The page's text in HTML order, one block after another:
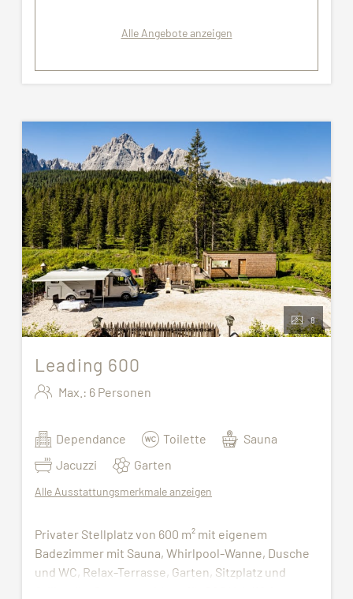
Alle Angebote anzeigen
8
Leading 600
Max.: 6 Personen
Dependance Toilette
Sauna
Jacuzzi
Garten
Alle Ausstattungsmerkmale anzeigen
Privater Stellplatz von 600 m² mit eigenem
Badezimmer mit Sauna, Whirlpool-Wanne, Dusche
und WC, Relax-Terrasse, Garten, Sitzplatz und